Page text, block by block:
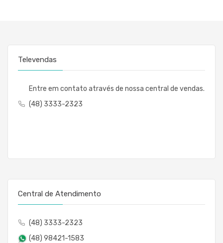
Televendas
Entre em contato através de nossa central de vendas.
(48) 3333-2323
Central de Atendimento
(48) 3333-2323
(48) 98421-1583